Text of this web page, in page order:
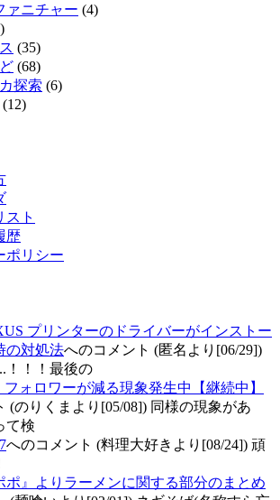
ァニチャー (4)
(35)
(68)
探索 (6)
(12)
スト
歴
ポリシー
プリンターのドライバーがインストー
の対処法へのコメント (匿名より[06/29])
！！！最後の
フォロワーが減る現象発生中【継続中】
(のりくまより[05/08]) 同様の現象があ
て検
へのコメント (料理大好きより[08/24]) 頑
ポ』よりラーメンに関する部分のまとめ